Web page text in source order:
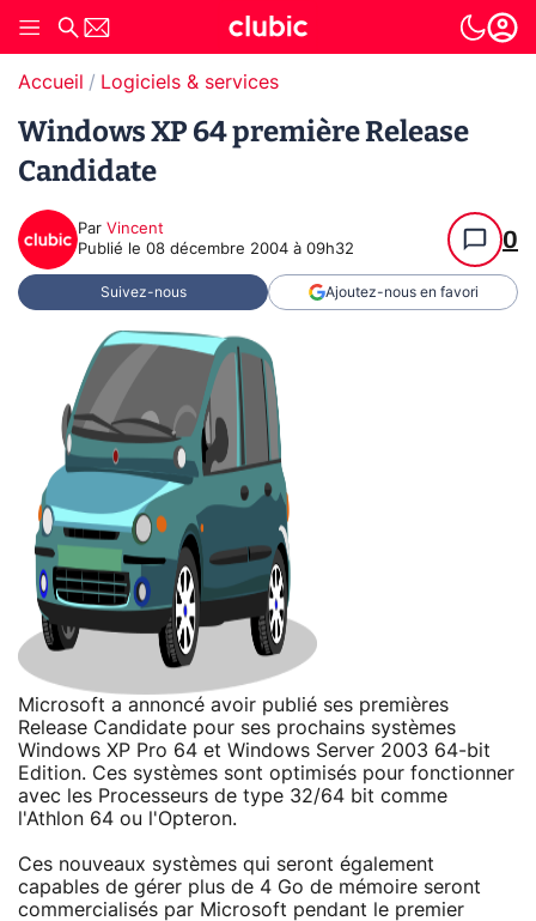
Accueil Logiciels & services
Windows XP 64 première Release
Candidate
Par Vincent
Publié le 08 décembre 2004 à 09h32 0
Suivez-nous Ajoutez-nous en favori
Microsoft a annoncé avoir publié ses premières
Release Candidate pour ses prochains systèmes
Windows XP Pro 64 et Windows Server 2003 64-bit
Edition. Ces systèmes sont optimisés pour fonctionner
avec les Processeurs de type 32/64 bit comme
l'Athlon 64 ou l'Opteron.
Ces nouveaux systèmes qui seront également
capables de gérer plus de 4 Go de mémoire seront
commercialisés par Microsoft pendant le premier